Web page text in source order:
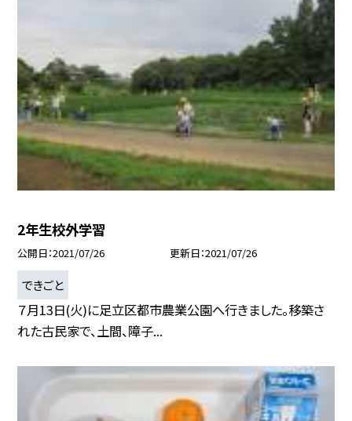
2年生校外学習
公開日 2021/07/26 更新日 2021/07/26
できごと
７月13日(火)に足立区都市農業公園へ行きました。移築さ
れた古民家で、土間、障子...